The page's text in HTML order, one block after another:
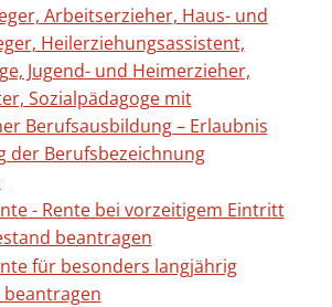
Arbeitserzieher, Haus- und
Heilerziehungsassistent,
Jugend- und Heimerzieher,
Sozialpädagoge mit
Berufsausbildung – Erlaubnis
der Berufsbezeichnung
- Rente bei vorzeitigem Eintritt
beantragen
für besonders langjährig